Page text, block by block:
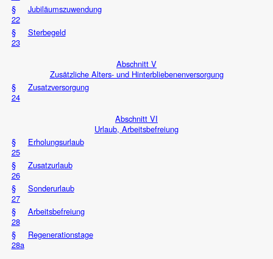
§
22
Jubiläumszuwendung
§
23
Sterbegeld
Abschnitt V
Zusätzliche Alters- und Hinterbliebenenversorgung
§
24
Zusatzversorgung
Abschnitt VI
Urlaub, Arbeitsbefreiung
§
25
Erholungsurlaub
§
26
Zusatzurlaub
§
27
Sonderurlaub
§
28
Arbeitsbefreiung
§
28a
Regenerationstage